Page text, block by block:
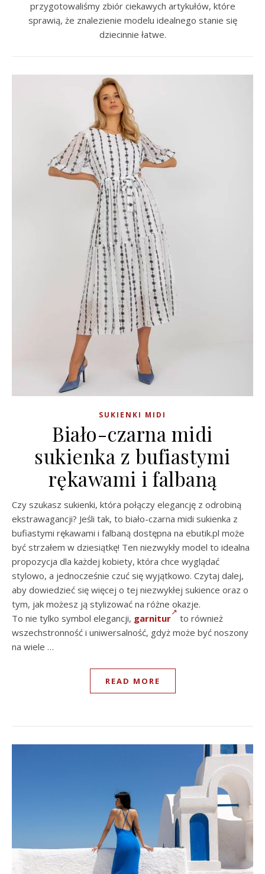
przygotowaliśmy zbiór ciekawych artykułów, które
sprawią, że znalezienie modelu idealnego stanie się
dziecinnie łatwe.
SUKIENKI MIDI
Biało-czarna midi
sukienka z bufiastymi
rękawami i falbaną
Czy szukasz sukienki, która połączy elegancję z odrobiną
ekstrawagancji? Jeśli tak, to biało-czarna midi sukienka z
bufiastymi rękawami i falbaną dostępna na ebutik.pl może
być strzałem w dziesiątkę! Ten niezwykły model to idealna
propozycja dla każdej kobiety, która chce wyglądać
stylowo, a jednocześnie czuć się wyjątkowo. Czytaj dalej,
aby dowiedzieć się więcej o tej niezwykłej sukience oraz o
tym, jak możesz ją stylizować na różne okazje.
To nie tylko symbol elegancji, garnitur
to również
wszechstronność i uniwersalność, gdyż może być noszony
na wiele …
READ MORE